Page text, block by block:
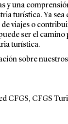
y una
turística. Ya sea
viajes o
ser el camino
turística.
sobre
CFGS, CFGS